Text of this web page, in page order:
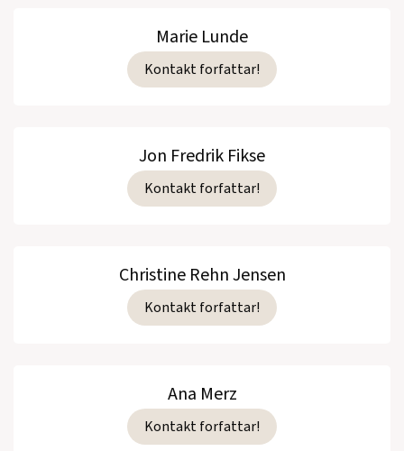
Marie Lunde
Kontakt forfattar!
Jon Fredrik Fikse
Kontakt forfattar!
Christine Rehn Jensen
Kontakt forfattar!
Ana Merz
Kontakt forfattar!